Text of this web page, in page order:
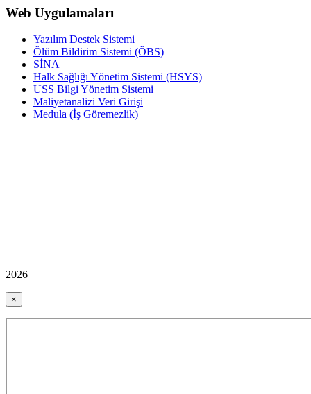
Web Uygulamaları
Yazılım Destek Sistemi
Ölüm Bildirim Sistemi (ÖBS)
SİNA
Halk Sağlığı Yönetim Sistemi (HSYS)
USS Bilgi Yönetim Sistemi
Maliyetanalizi Veri Girişi
Medula (İş Göremezlik)
2026
×